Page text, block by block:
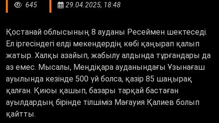
645 29.04.2025, 18:48
Қостанай облысының 8 ауданы Ресеймен шектеседі.
Ел іргесіндегі елді мекендердің көбі қаңырап қалып
жатыр. Халқы азайып, жабылу алдында тұрғандары да
аз емес. Мысалы, Меңдіқара ауданындағы Ұзынағаш
ауылында кезінде 500 үй болса, қазір 85 шаңырақ
қалған. Қиюы қашып, базары тарқай бастаған
ауылдардың бірінде тілшіміз Мағауия Қалиев болып
қайтты.